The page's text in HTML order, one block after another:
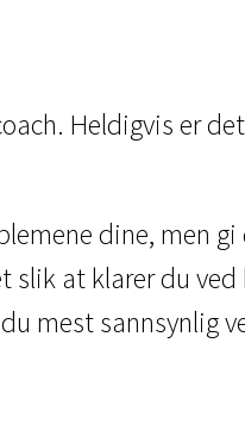
Heldigvis er
dine, men
at klarer du
mest